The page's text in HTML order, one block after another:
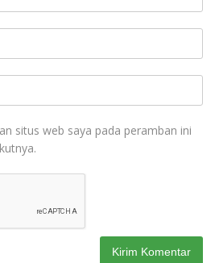
situs web saya pada peramban ini